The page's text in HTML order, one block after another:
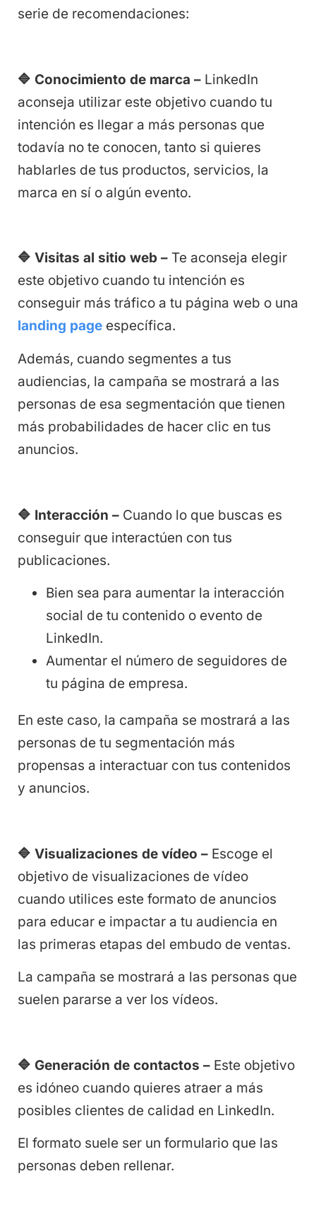
serie de recomendaciones:
🔷 Conocimiento de marca – LinkedIn
aconseja utilizar este objetivo cuando tu
intención es llegar a más personas que
todavía no te conocen, tanto si quieres
hablarles de tus productos, servicios, la
marca en sí o algún evento.
🔷 Visitas al sitio web – Te aconseja elegir
este objetivo cuando tu intención es
conseguir más tráfico a tu página web o una
landing page específica.
Además, cuando segmentes a tus
audiencias, la campaña se mostrará a las
personas de esa segmentación que tienen
más probabilidades de hacer clic en tus
anuncios.
🔷 Interacción – Cuando lo que buscas es
conseguir que interactúen con tus
publicaciones.
Bien sea para aumentar la interacción
social de tu contenido o evento de
LinkedIn.
Aumentar el número de seguidores de
tu página de empresa.
En este caso, la campaña se mostrará a las
personas de tu segmentación más
propensas a interactuar con tus contenidos
y anuncios.
🔷 Visualizaciones de vídeo – Escoge el
objetivo de visualizaciones de vídeo
cuando utilices este formato de anuncios
para educar e impactar a tu audiencia en
las primeras etapas del embudo de ventas.
La campaña se mostrará a las personas que
suelen pararse a ver los vídeos.
🔷 Generación de contactos – Este objetivo
es idóneo cuando quieres atraer a más
posibles clientes de calidad en LinkedIn.
El formato suele ser un formulario que las
personas deben rellenar.